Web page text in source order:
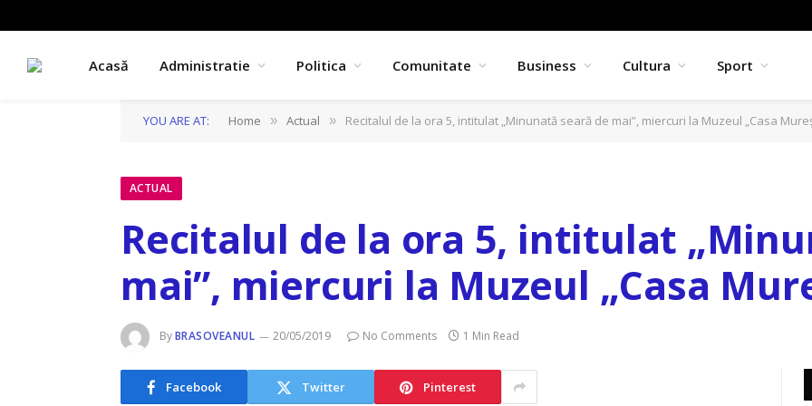
Acasă Administratie Politica Comunitate Business Cultura Sport
YOU ARE AT: Home » Actual » Recitalul de la ora 5, intitulat „Minunată seară de mai”, miercuri la Muzeul „Casa
ACTUAL
Recitalul de la ora 5, intitulat
mai”, miercuri la Muzeul „Casa
ByBRASOVEANUL 20/05/2019 No Comments 1 Min Read
Facebook Twitter Pinterest